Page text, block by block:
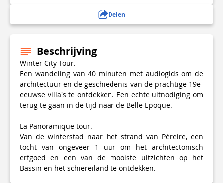
Delen
Beschrijving
Winter City Tour.
Een wandeling van 40 minuten met audiogids om de
architectuur en de geschiedenis van de prachtige 19e-
eeuwse villa's te ontdekken. Een echte uitnodiging om
terug te gaan in de tijd naar de Belle Epoque.
La Panoramique tour.
Van de winterstad naar het strand van Péreire, een
tocht van ongeveer 1 uur om het architectonisch
erfgoed en een van de mooiste uitzichten op het
Bassin en het schiereiland te ontdekken.